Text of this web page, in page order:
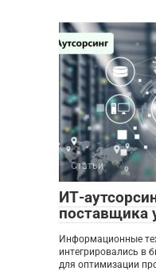
Статьи
ИТ-
поставщика
Информационные
интегрировались в
для оптимизации